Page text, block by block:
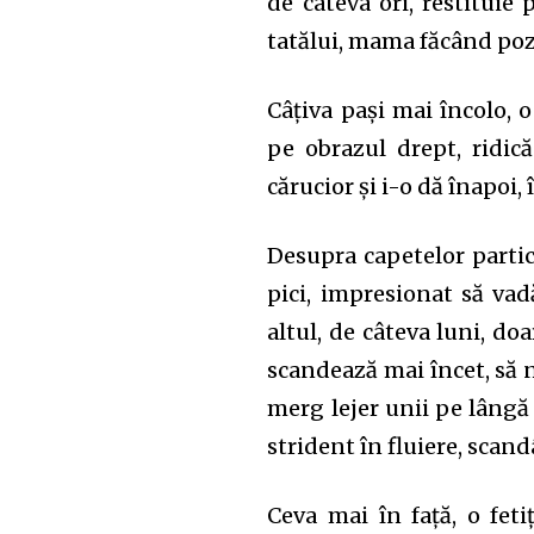
tatălui, mama făcând
Câțiva pași mai încolo,
pe obrazul drept,
cărucior și i-o dă
Desupra capetelor
pici, impresionat să
altul, de câteva luni,
scandează mai încet, să
merg lejer unii pe
strident în fluiere,
Ceva mai în față, o